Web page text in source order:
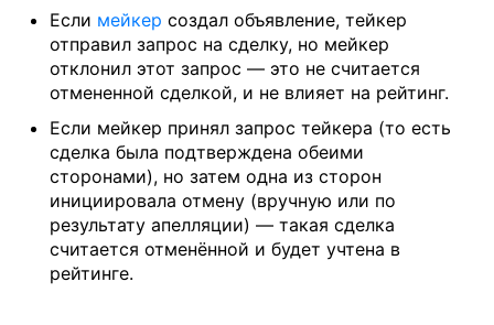
Если мейкер создал объявление, тейкер
отправил запрос на сделку, но мейкер
отклонил этот запрос — это не считается
отмененной сделкой, и не влияет на рейтинг.
Если мейкер принял запрос тейкера (то есть
сделка была подтверждена обеими
сторонами), но затем одна из сторон
инициировала отмену (вручную или по
результату апелляции) — такая сделка
считается отменённой и будет учтена в
рейтинге.